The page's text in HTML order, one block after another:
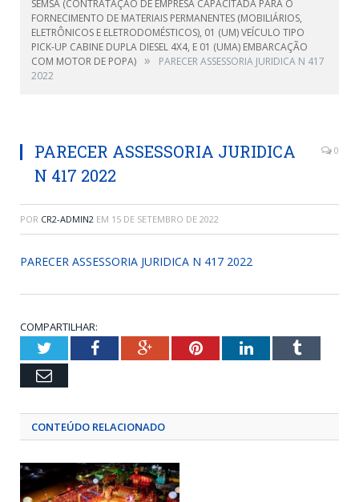
SEMSA (CONTRATAÇÃO DE EMPRESA CAPACITADA PARA O
FORNECIMENTO DE MATERIAIS PERMANENTES (MOBILIÁRIOS,
ELETRÔNICOS E ELETRODOMÉSTICOS), 01 (UM) VEÍCULO TIPO
PICK-UP CABINE DUPLA DIESEL 4X4, E 01 (UMA) EMBARCAÇÃO
COM MOTOR DE POPA) »
PARECER ASSESSORIA JURIDICA N 417
2022
PARECER ASSESSORIA JURIDICA
N 417 2022
0
POR CR2-ADMIN2 EM 15 DE SETEMBRO DE 2022
PARECER ASSESSORIA JURIDICA N 417 2022
COMPARTILHAR:
TwitterFacebookGoogle+PinterestLinkedInTumblr
Email
CONTEÚDO RELACIONADO